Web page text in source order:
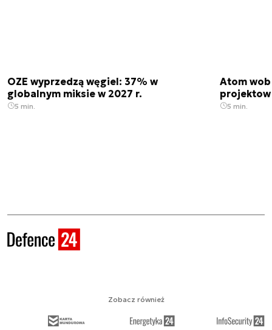
OZE wyprzedzą węgiel: 37% w
globalnym miksie w 2027 r.
5 min.
Atom
5 min.
Zobacz również